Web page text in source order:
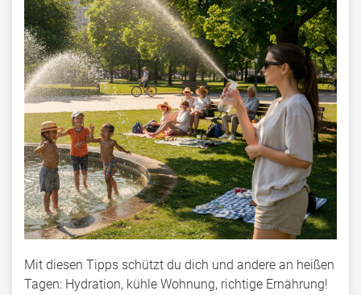
Mit diesen Tipps schützt du dich und andere an heißen
Tagen: Hydration, kühle Wohnung, richtige Ernährung!